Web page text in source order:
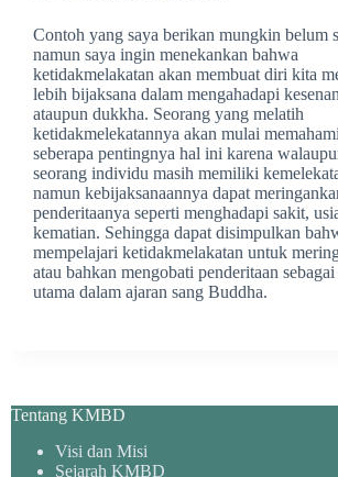
Contoh yang saya berikan mungkin belum
namun saya ingin menekankan bahwa
ketidakmelakatan akan membuat diri kita
lebih bijaksana dalam mengahadapi
ataupun dukkha. Seorang yang melatih
ketidakmelekatannya akan mulai memahami
seberapa pentingnya hal ini karena
seorang individu masih memiliki
namun kebijaksanaannya dapat
penderitaanya seperti menghadapi sakit,
kematian. Sehingga dapat disimpulkan
mempelajari ketidakmelakatan untuk
atau bahkan mengobati penderitaan
utama dalam ajaran sang Buddha.
Tentang KMBD
Visi dan Misi
Sejarah KMBD